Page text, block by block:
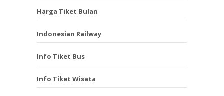
Harga Tiket Bulan
Indonesian Railway
Info Tiket Bus
Info Tiket Wisata